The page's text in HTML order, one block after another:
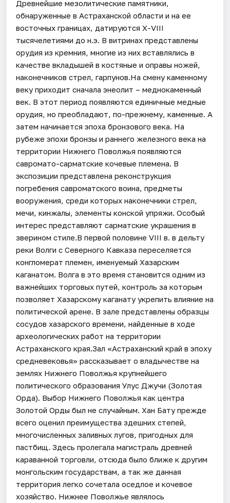
Древнейшие мезолитические памятники,
обнаруженные в Астраханской области и на ее
восточных границах, датируются Х-VIII
тысячелетиями до н.э. В витринах представлены
орудия из кремния, многие из них вставлялись в
качестве вкладышей в костяные и оправы ножей,
наконечников стрел, гарпунов.На смену каменному
веку приходит сначала энеолит – меднокаменный
век. В этот период появляются единичные медные
орудия, но преобладают, по-прежнему, каменные. А
затем начинается эпоха бронзового века. На
рубеже эпохи бронзы и раннего железного века на
территории Нижнего Поволжья появляются
савромато-сарматские кочевые племена. В
экспозиции представлена реконструкция
погребения савроматского воина, предметы
вооружения, среди которых наконечники стрел,
мечи, кинжалы, элементы конской упряжи. Особый
интерес представляют сарматские украшения в
зверином стиле.В первой половине VIII в. в дельту
реки Волги с Северного Кавказа переселяется
конгломерат племен, именуемый Хазарским
каганатом. Волга в это время становится одним из
важнейших торговых путей, контроль за которым
позволяет Хазарскому каганату укрепить влияние на
политической арене. В зале представлены образцы
сосудов хазарского времени, найденные в ходе
археологических работ на территории
Астраханского края.Зал «Астраханский край в эпоху
средневековья» рассказывает о владычестве на
землях Нижнего Поволжья крупнейшего
политического образования Улус Джучи (Золотая
Орда). Выбор Нижнего Поволжья как центра
Золотой Орды был не случайным. Хан Бату прежде
всего оценил преимущества здешних степей,
многочисленных заливных лугов, пригодных для
пастбищ. Здесь пролегала магистраль древней
караванной торговли, отсюда было ближе к другим
монгольским государствам, а так же данная
территория легко сочетала оседлое и кочевое
хозяйство. Нижнее Поволжье являлось